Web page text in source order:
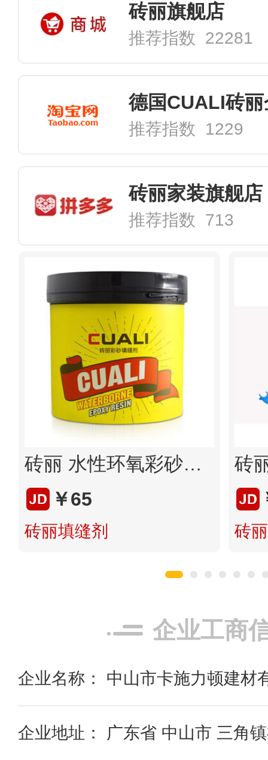
砖丽旗舰店
推荐指数 22281
德国CUALI砖
推荐指数 1229
砖丽家装旗舰店
推荐指数 713
砖丽 水性环氧彩砂美缝剂 地砖墙砖哑光填缝剂厨房卫生间防水防霉勾缝剂
￥65
砖丽填缝剂 砖
企业工商
企业名称： 中山市卡施力顿建材
企业地址： 广东省 中山市 三角